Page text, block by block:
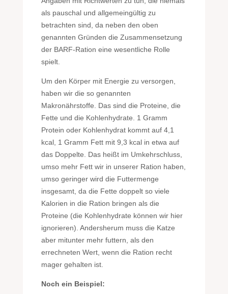
als pauschal und allgemeingültig zu
betrachten sind, da neben den oben
genannten Gründen die Zusammensetzung
der BARF-Ration eine wesentliche Rolle
spielt.
Um den Körper mit Energie zu versorgen,
haben wir die so genannten
Makronährstoffe. Das sind die Proteine, die
Fette und die Kohlenhydrate. 1 Gramm
Protein oder Kohlenhydrat kommt auf 4,1
kcal, 1 Gramm Fett mit 9,3 kcal in etwa auf
das Doppelte. Das heißt im Umkehrschluss,
umso mehr Fett wir in unserer Ration haben,
umso geringer wird die Futtermenge
insgesamt, da die Fette doppelt so viele
Kalorien in die Ration bringen als die
Proteine (die Kohlenhydrate können wir hier
ignorieren). Andersherum muss die Katze
aber mitunter mehr futtern, als den
errechneten Wert, wenn die Ration recht
mager gehalten ist.
Noch ein Beispiel: